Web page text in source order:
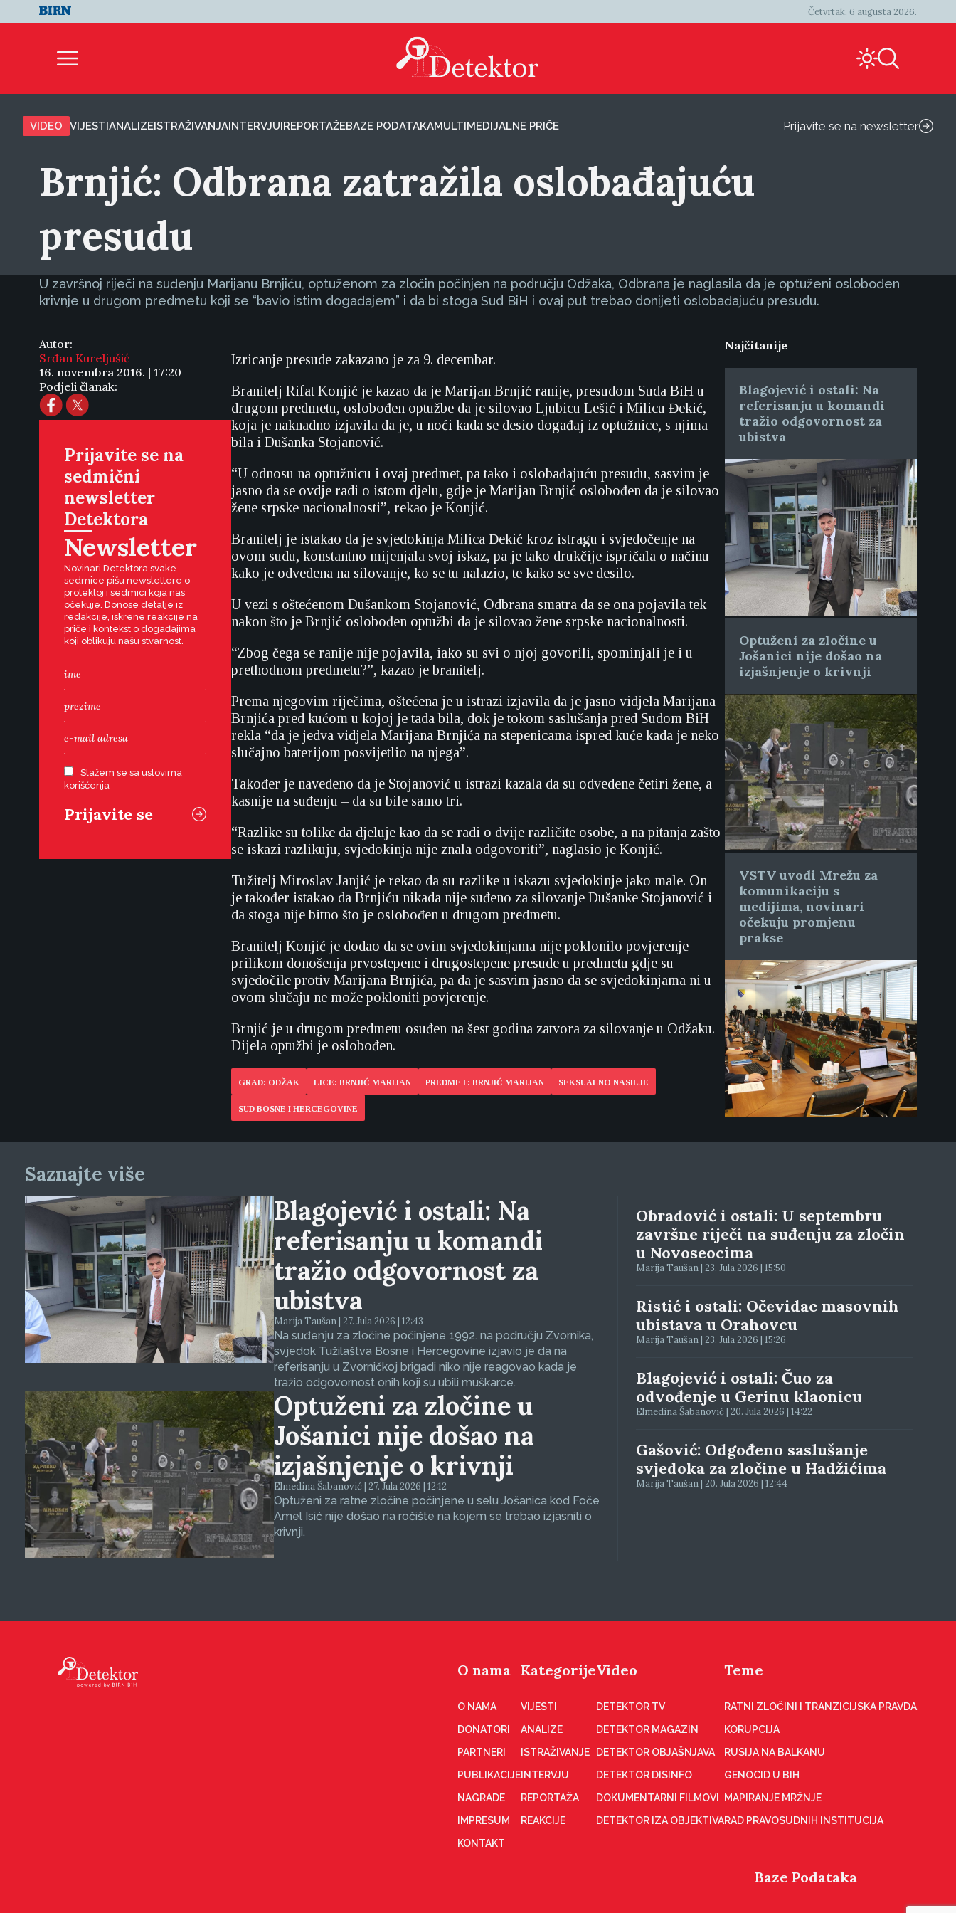
Četvrtak, 6 augusta 2026.
VIDEO VIJESTIANALIZEISTRAŽIVANJAINTERVJUIREPORTAŽEBAZE PODATAKAMULTIMEDIJALNE PRIČE Prijavite se na newsletter
Brnjić: Odbrana zatražila oslobađajuću
presudu
U završnoj riječi na suđenju Marijanu Brnjiću, optuženom za zločin počinjen na području Odžaka, Odbrana je naglasila da je optuženi oslobođen
krivnje u drugom predmetu koji se “bavio istim događajem” i da bi stoga Sud BiH i ovaj put trebao donijeti oslobađajuću presudu.
Autor:
Srđan Kureljušić
16. novembra 2016. | 17:20
Podjeli članak:
Prijavite se na
sedmični
newsletter
Detektora
Newsletter
Novinari Detektora svake
sedmice pišu newslettere o
protekloj i sedmici koja nas
očekuje. Donose detalje iz
redakcije, iskrene reakcije na
priče i kontekst o događajima
koji oblikuju našu stvarnost.
Slažem se sa uslovima
korišćenja
Izricanje presude zakazano je za 9. decembar.
Branitelj Rifat Konjić je kazao da je Marijan Brnjić ranije, presudom Suda BiH u
drugom predmetu, oslobođen optužbe da je silovao Ljubicu Lešić i Milicu Đekić,
koja je naknadno izjavila da je, u noći kada se desio događaj iz optužnice, s njima
bila i Dušanka Stojanović.
“U odnosu na optužnicu i ovaj predmet, pa tako i oslobađajuću presudu, sasvim je
jasno da se ovdje radi o istom djelu, gdje je Marijan Brnjić oslobođen da je silovao
žene srpske nacionalnosti”, rekao je Konjić.
Branitelj je istakao da je svjedokinja Milica Đekić kroz istragu i svjedočenje na
ovom sudu, konstantno mijenjala svoj iskaz, pa je tako drukčije ispričala o načinu
kako je odvedena na silovanje, ko se tu nalazio, te kako se sve desilo.
U vezi s oštećenom Dušankom Stojanović, Odbrana smatra da se ona pojavila tek
nakon što je Brnjić oslobođen optužbi da je silovao žene srpske nacionalnosti.
“Zbog čega se ranije nije pojavila, iako su svi o njoj govorili, spominjali je i u
prethodnom predmetu?”, kazao je branitelj.
Prema njegovim riječima, oštećena je u istrazi izjavila da je jasno vidjela Marijana
Brnjića pred kućom u kojoj je tada bila, dok je tokom saslušanja pred Sudom BiH
rekla “da je jedva vidjela Marijana Brnjića na stepenicama ispred kuće kada je neko
slučajno baterijom posvijetlio na njega”.
Također je navedeno da je Stojanović u istrazi kazala da su odvedene četiri žene, a
kasnije na suđenju – da su bile samo tri.
“Razlike su tolike da djeluje kao da se radi o dvije različite osobe, a na pitanja zašto
se iskazi razlikuju, svjedokinja nije znala odgovoriti”, naglasio je Konjić.
Tužitelj Miroslav Janjić je rekao da su razlike u iskazu svjedokinje jako male. On
je također istakao da Brnjiću nikada nije suđeno za silovanje Dušanke Stojanović i
da stoga nije bitno što je oslobođen u drugom predmetu.
Branitelj Konjić je dodao da se ovim svjedokinjama nije poklonilo povjerenje
prilikom donošenja prvostepene i drugostepene presude u predmetu gdje su
svjedočile protiv Marijana Brnjića, pa da je sasvim jasno da se svjedokinjama ni u
ovom slučaju ne može pokloniti povjerenje.
Brnjić je u drugom predmetu osuđen na šest godina zatvora za silovanje u Odžaku.
Dijela optužbi je oslobođen.
GRAD: ODŽAK LICE: BRNJIĆ MARIJAN PREDMET: BRNJIĆ MARIJAN SEKSUALNO NASILJE
SUD BOSNE I HERCEGOVINE
Najčitanije
Blagojević i ostali: Na
referisanju u komandi
tražio odgovornost za
ubistva
Optuženi za zločine u
Jošanici nije došao na
izjašnjenje o krivnji
VSTV uvodi Mrežu za
komunikaciju s
medijima, novinari
očekuju promjenu
prakse
Saznajte više
Blagojević i ostali: Na
referisanju u komandi
tražio odgovornost za
ubistva
Marija Taušan | 27. Jula 2026 | 12:43
Na suđenju za zločine počinjene 1992. na području Zvornika,
svjedok Tužilaštva Bosne i Hercegovine izjavio je da na
referisanju u Zvorničkoj brigadi niko nije reagovao kada je
tražio odgovornost onih koji su ubili muškarce.
Optuženi za zločine u
Jošanici nije došao na
izjašnjenje o krivnji
Elmedina Šabanović | 27. Jula 2026 | 12:12
Optuženi za ratne zločine počinjene u selu Jošanica kod Foče
Amel Isić nije došao na ročište na kojem se trebao izjasniti o
krivnji.
Obradović i ostali: U septembru
završne riječi na suđenju za zločin
u Novoseocima
Marija Taušan | 23. Jula 2026 | 15:50
Ristić i ostali: Očevidac masovnih
ubistava u Orahovcu
Marija Taušan | 23. Jula 2026 | 15:26
Blagojević i ostali: Čuo za
odvođenje u Gerinu klaonicu
Elmedina Šabanović | 20. Jula 2026 | 14:22
Gašović: Odgođeno saslušanje
svjedoka za zločine u Hadžićima
Marija Taušan | 20. Jula 2026 | 12:44
O nama
O NAMA
DONATORI
PARTNERI
PUBLIKACIJE
NAGRADE
IMPRESUM
KONTAKT
Kategorije
VIJESTI
ANALIZE
ISTRAŽIVANJE
INTERVJU
REPORTAŽA
REAKCIJE
Video
DETEKTOR TV
DETEKTOR MAGAZIN
DETEKTOR OBJAŠNJAVA
DETEKTOR DISINFO
DOKUMENTARNI FILMOVI
DETEKTOR IZA OBJEKTIVA
Teme
RATNI ZLOČINI I TRANZICIJSKA PRAVDA
KORUPCIJA
RUSIJA NA BALKANU
GENOCID U BIH
MAPIRANJE MRŽNJE
RAD PRAVOSUDNIH INSTITUCIJA
Baze Podataka